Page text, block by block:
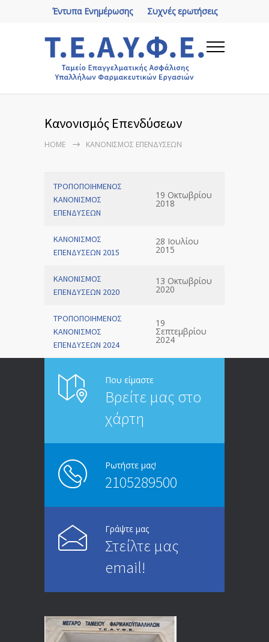
Συχνές ερωτήσεις
Έντυπα Ενημέρωσης
Κανονισμός Επενδύσεων
HOME ΚΑΝΟΝΙΣΜΌΣ ΕΠΕΝΔΎΣΕΩΝ
ΤΡΟΠΟΠΟΙΗΜΕΝΟΣ
ΚΑΝΟΝΙΣΜΟΣ
ΕΠΕΝΔΥΣΕΩΝ
19 Οκτωβρίου
2018
ΚΑΝΟΝΙΣΜΟΣ
ΕΠΕΝΔΥΣΕΩΝ 2015
28 Ιουλίου
2015
ΚΑΝΟΝΙΣΜΟΣ
ΕΠΕΝΔΥΣΕΩΝ 2020
13 Οκτωβρίου
2020
ΤΡΟΠΟΠΟΙΗΜΕΝΟΣ
ΚΑΝΟΝΙΣΜΟΣ
ΕΠΕΝΔΥΣΕΩΝ 2024
19
Σεπτεμβρίου
2024
Που είμαστε
Βρείτε μας στο
χάρτη
Ρωτήστε μας!
2105289500
Γράψτε μας
Στείλτε μας
email!